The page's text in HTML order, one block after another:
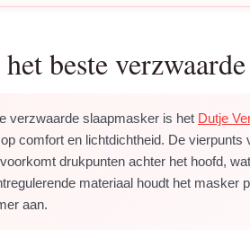
beste
verzwaarde slaapmasker is het Dutje
comfort en lichtdichtheid. De
drukpunten achter het hoofd,
materiaal houdt het masker
aan.